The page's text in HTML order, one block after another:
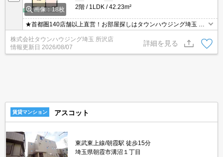
画像：18枚 2階 1LDK 42.23m²
★首都圏140店舗以上直営！お部屋探しはタウンハウジング埼玉 所
沢店へ★
株式会社タウンハウジング埼玉 所沢店
情報更新日 2026/08/07
詳細を見る
賃貸マンション アスコット
東武東上線/朝霞駅 徒歩15分
埼玉県朝霞市溝沼１丁目